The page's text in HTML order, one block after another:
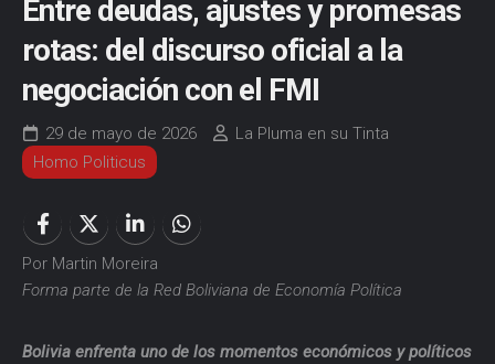
Entre deudas, ajustes y promesas
rotas: del discurso oficial a la
negociación con el FMI
29 de mayo de 2026
La Pluma en su Tinta
Homo Politicus
Por Martin Moreira
Forma parte de la Red Boliviana de Economía Política
Bolivia enfrenta uno de los momentos económicos y políticos